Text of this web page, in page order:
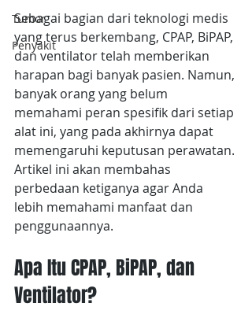
Tumor
Penyakit
Sebagai bagian dari teknologi medis
yang terus berkembang, CPAP, BiPAP,
dan ventilator telah memberikan
harapan bagi banyak pasien. Namun,
banyak orang yang belum
memahami peran spesifik dari setiap
alat ini, yang pada akhirnya dapat
memengaruhi keputusan perawatan.
Artikel ini akan membahas
perbedaan ketiganya agar Anda
lebih memahami manfaat dan
penggunaannya.
Apa Itu CPAP, BiPAP, dan
Ventilator?